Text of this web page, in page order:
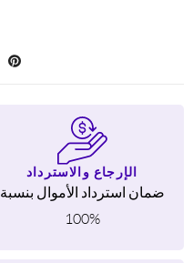
الإرجاع والاسترداد
ضمان استرداد الأموال بنسبة
100%